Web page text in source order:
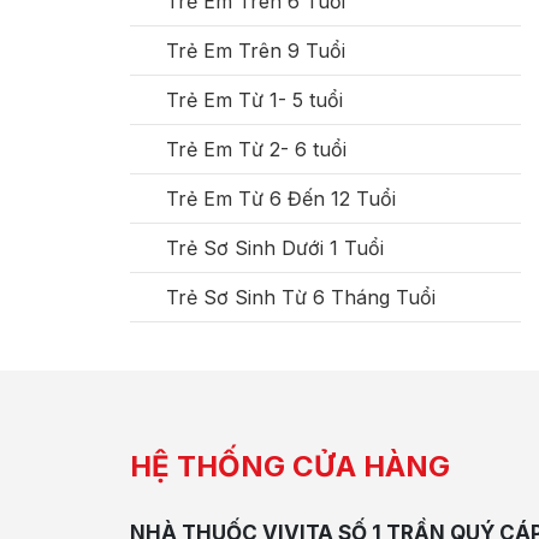
Trẻ Em Trên 9 Tuổi
Trẻ Em Từ 1- 5 tuổi
Trẻ Em Từ 2- 6 tuổi
Trẻ Em Từ 6 Đến 12 Tuổi
Trẻ Sơ Sinh Dưới 1 Tuổi
Trẻ Sơ Sinh Từ 6 Tháng Tuổi
HỆ THỐNG CỬA HÀNG
NHÀ THUỐC VIVITA SỐ 1 TRẦN QUÝ